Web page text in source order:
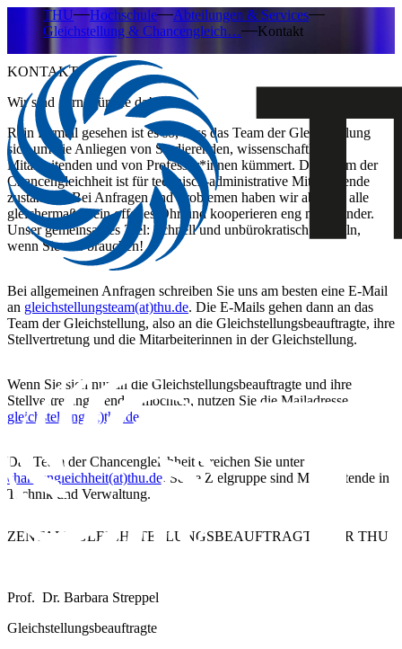
THU Hochschule
Abteilungen & Services
Gleichstellung & Chancengleich…
Kontakt
KONTAKT
Wir sind gerne für Sie da!
Rein formell gesehen ist es so, dass das Team der Gleichstellung
sich um die Anliegen von Studierenden, wissenschaftlichen
Mitarbeitenden und von Professor*innen kümmert. Das Team der
Chancengleichheit ist für technisch-administrative Mitarbeitende
zuständig. Bei Anfragen und Problemen haben wir aber für alle
gleichermaßen ein offenes Ohr und kooperieren eng miteinander.
Unser gemeinsames Ziel: Schnell und unbürokratisch handeln,
wenn Sie uns brauchen!
Bei allgemeinen Anfragen schreiben Sie uns am besten eine E-Mail
an gleichstellungsteam(at)thu.de. Die E-Mails gehen dann an das
Team der Gleichstellung, also an die Gleichstellungsbeauftragte, ihre
Stellvertretung und die Mitarbeiterinnen in der Gleichstellung.
Wenn Sie sich nur an die Gleichstellungsbeauftragte und ihre
Stellvertretung
wenden möchten, nutzen Sie die Mailadresse
gleichstellung(at)thu.de
Das Team der Chancengleichheit erreichen Sie unter
chancengleichheit(at)thu.de. Seine Zielgruppe sind Mitarbeitende in
Technik und Verwaltung.
ZENTALE GLEICHSTELLUNGSBEAUFTRAGTE DER THU
Prof. Dr. Barbara Streppel
Gleichstellungsbeauftragte